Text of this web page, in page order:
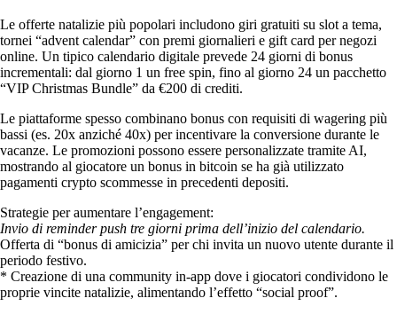
Le offerte natalizie più popolari includono giri gratuiti su slot a tema,
tornei “advent calendar” con premi giornalieri e gift card per negozi
online. Un tipico calendario digitale prevede 24 giorni di bonus
incrementali: dal giorno 1 un free spin, fino al giorno 24 un pacchetto
“VIP Christmas Bundle” da €200 di crediti.
Le piattaforme spesso combinano bonus con requisiti di wagering più
bassi (es. 20x anziché 40x) per incentivare la conversione durante le
vacanze. Le promozioni possono essere personalizzate tramite AI,
mostrando al giocatore un bonus in bitcoin se ha già utilizzato
pagamenti crypto scommesse in precedenti depositi.
Strategie per aumentare l’engagement:
Invio di reminder push tre giorni prima dell’inizio del calendario.
Offerta di “bonus di amicizia” per chi invita un nuovo utente durante il
periodo festivo.
* Creazione di una community in‑app dove i giocatori condividono le
proprie vincite natalizie, alimentando l’effetto “social proof”.